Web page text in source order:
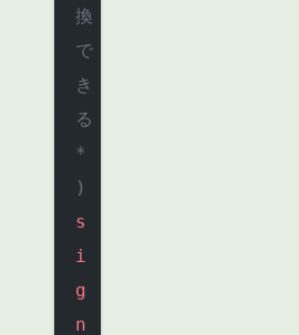
換
で
き
る
*
)
s
i
g
n